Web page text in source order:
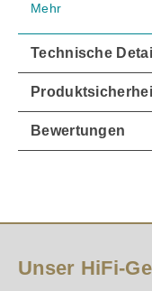
Mehr
Technische
Bewertungen
Unser HiFi-